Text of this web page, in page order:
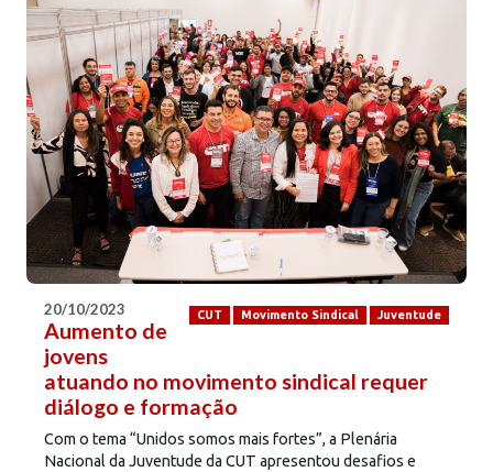
CUT Movimento Sindical Juventude
20/10/2023
Aumento de
jovens
atuando no movimento sindical requer
diálogo e formação
Com o tema “Unidos somos mais fortes”, a Plenária
Nacional da Juventude da CUT apresentou desafios e